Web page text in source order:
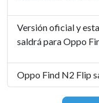
Versión oficial y
saldrá para Oppo
Oppo Find N2 Flip